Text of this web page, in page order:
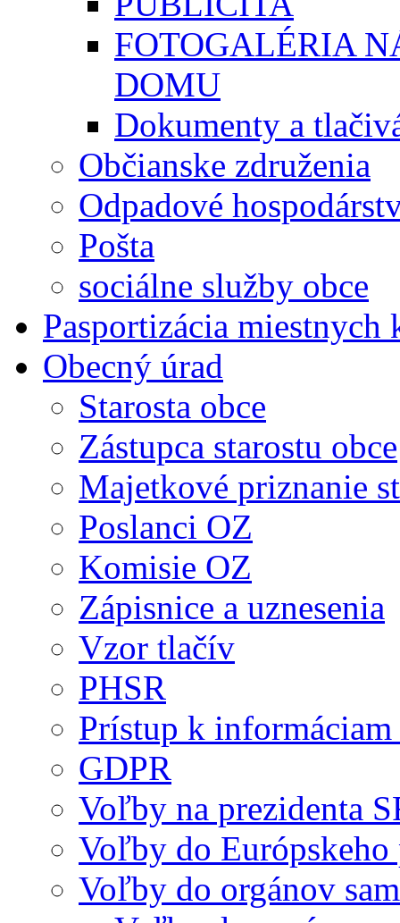
FOTOGALÉRIA
DOMU
Dokumenty a
Občianske združenia
Odpadové
Pošta
sociálne služby obce
Pasportizácia
Obecný úrad
Starosta obce
Zástupca starostu obce
Majetkové priznanie
Poslanci OZ
Komisie OZ
Zápisnice a uznesenia
Vzor tlačív
PHSR
Prístup k
GDPR
Voľby na prezidenta
Voľby do Európskeho
Voľby do orgánov